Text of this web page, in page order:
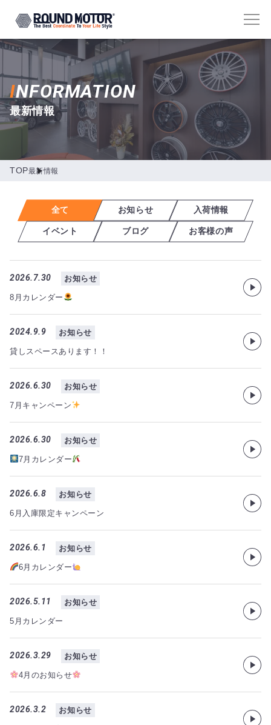
INFORMATION
最新情報
TOP最新情報
全て お知らせ 入荷情報
イベント ブログ お客様の声
2026.7.30 お知らせ
8月カレンダー
2024.9.9 お知らせ
貸しスペースあります！！
2026.6.30 お知らせ
7月キャンペーン
2026.6.30 お知らせ
7月カレンダー
2026.6.8 お知らせ
6月入庫限定キャンペーン
2026.6.1 お知らせ
6月カレンダー
2026.5.11 お知らせ
5月カレンダー
2026.3.29 お知らせ
4月のお知らせ
2026.3.2 お知らせ